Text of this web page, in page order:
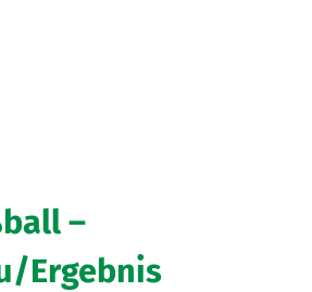
–
Ergebnis